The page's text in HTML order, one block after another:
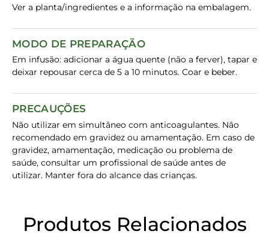
Ver a planta/ingredientes e a informação na embalagem.
MODO DE PREPARAÇÃO
Em infusão: adicionar a água quente (não a ferver), tapar e
deixar repousar cerca de 5 a 10 minutos. Coar e beber.
PRECAUÇÕES
Não utilizar em simultâneo com anticoagulantes. Não
recomendado em gravidez ou amamentação. Em caso de
gravidez, amamentação, medicação ou problema de
saúde, consultar um profissional de saúde antes de
utilizar. Manter fora do alcance das crianças.
Produtos Relacionados